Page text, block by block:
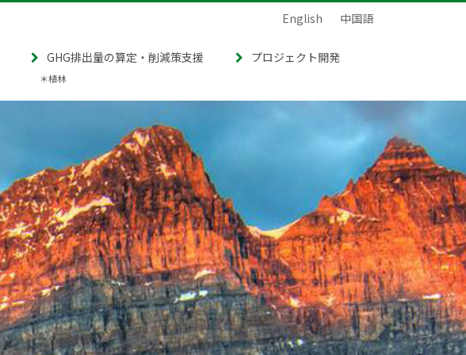
English 中国語
GHG排出量の算定・削減策支援
＊植林
プロジェクト開発